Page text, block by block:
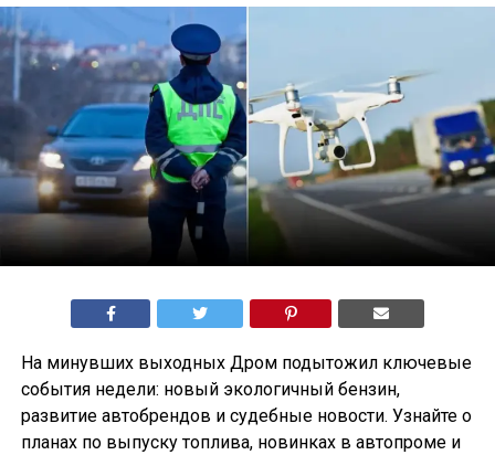
На минувших выходных Дром подытожил ключевые
события недели: новый экологичный бензин,
развитие автобрендов и судебные новости. Узнайте о
планах по выпуску топлива, новинках в автопроме и